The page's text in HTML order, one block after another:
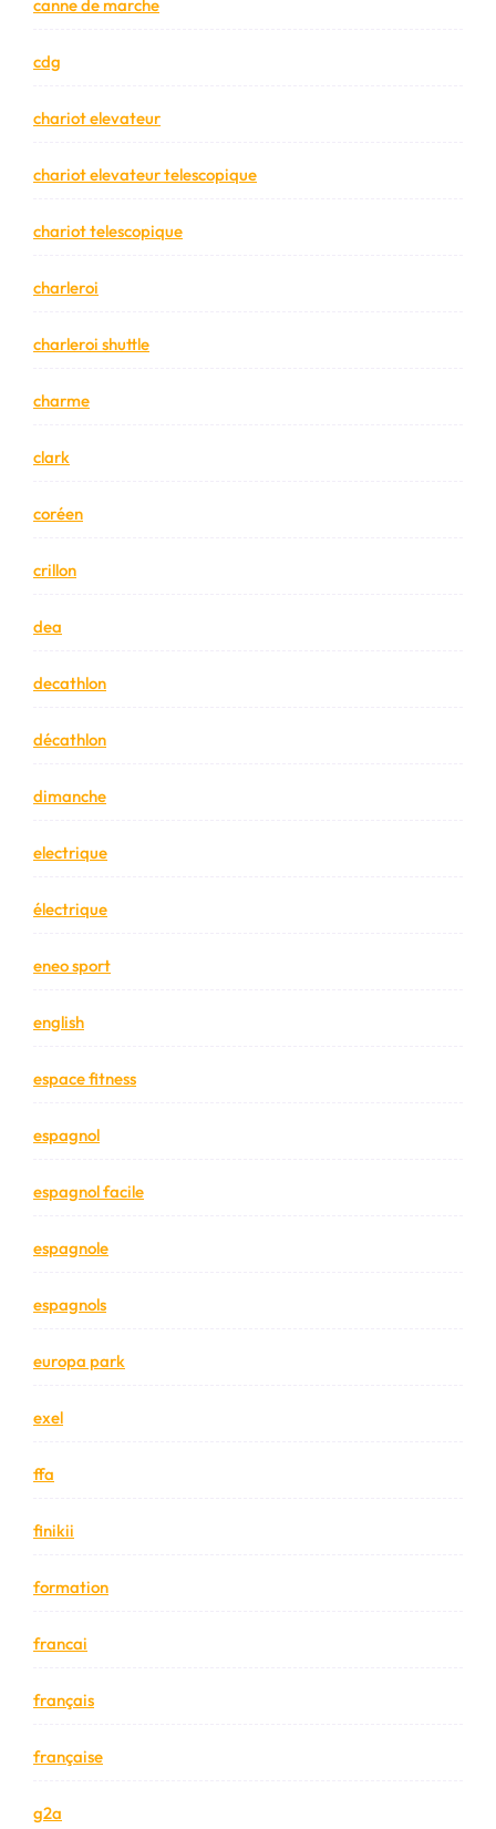
canne de marche
cdg
chariot elevateur
chariot elevateur telescopique
chariot telescopique
charleroi
charleroi shuttle
charme
clark
coréen
crillon
dea
decathlon
décathlon
dimanche
electrique
électrique
eneo sport
english
espace fitness
espagnol
espagnol facile
espagnole
espagnols
europa park
exel
ffa
finikii
formation
francai
français
française
g2a